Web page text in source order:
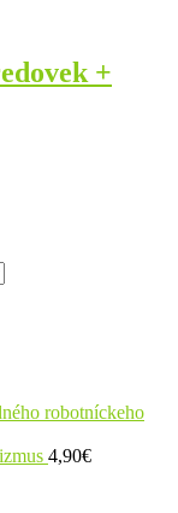
+
robotníckeho
4,90€